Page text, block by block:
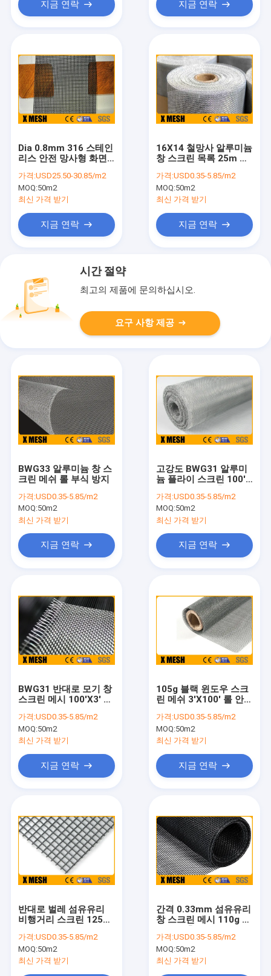
제품
VR 쇼
우리에 대하여
연락주세요
지금 연락 지금 연락
Dia 0.8mm 316 스테인
리스 안전 망사형 화면
가격:USD25.50-30.85/m2
MOQ:50m2
최신 가격 받기
지금 연락
16X14 철망사 알루미늄
창 스크린 목록 25m 평
가격:USD0.35-5.85/m2
MOQ:50m2
최신 가격 받기
지금 연락
시간 절약
최고의 제품에 문의하십시오.
요구 사항 제공
BWG33 알루미늄 창 스
크린 메쉬 롤 부식 방지
가격:USD0.35-5.85/m2
MOQ:50m2
최신 가격 받기
지금 연락
고강도 BWG31 알루미
늄 플라이 스크린 100'
가격:USD0.35-5.85/m2
MOQ:50m2
최신 가격 받기
지금 연락
BWG31 반대로 모기 창
스크린 메시 100'X3' 좋
가격:USD0.35-5.85/m2
MOQ:50m2
최신 가격 받기
지금 연락
105g 블랙 윈도우 스크
린 메쉬 3'X100' 롤 안티
가격:USD0.35-5.85/m2
MOQ:50m2
최신 가격 받기
지금 연락
반대로 벌레 섬유유리
비행거리 스크린 125g
메시
가격:USD0.35-5.85/m2
MOQ:50m2
최신 가격 받기
간격 0.33mm 섬유유리
창 스크린 메시 110g 반
가격:USD0.35-5.85/m2
MOQ:50m2
최신 가격 받기